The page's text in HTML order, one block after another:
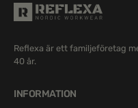
Reflexa är ett familjeföretag
40 år.
INFORMATION